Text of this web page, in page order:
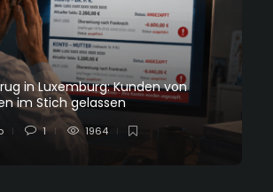
in Luxemburg: Kunden von
im Stich gelassen
1 1964